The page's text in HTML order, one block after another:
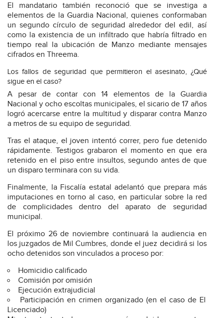
El mandatario también reconoció que se investiga a
elementos de la Guardia Nacional, quienes conformaban
un segundo círculo de seguridad alrededor del edil, así
como la existencia de un infiltrado que habría filtrado en
tiempo real la ubicación de Manzo mediante mensajes
cifrados en Threema.
Los fallos de seguridad que permitieron el asesinato, ¿Qué
sigue en el caso?
A pesar de contar con 14 elementos de la Guardia
Nacional y ocho escoltas municipales, el sicario de 17 años
logró acercarse entre la multitud y disparar contra Manzo
a metros de su equipo de seguridad.
Tras el ataque, el joven intentó correr, pero fue detenido
rápidamente. Testigos grabaron el momento en que era
retenido en el piso entre insultos, segundo antes de que
un disparo terminara con su vida.
Finalmente, la Fiscalía estatal adelantó que prepara más
imputaciones en torno al caso, en particular sobre la red
de complicidades dentro del aparato de seguridad
municipal.
El próximo 26 de noviembre continuará la audiencia en
los juzgados de Mil Cumbres, donde el juez decidirá si los
ocho detenidos son vinculados a proceso por:
Homicidio calificado
Comisión por omisión
Ejecución extrajudicial
Participación en crimen organizado (en el caso de El
Licenciado)